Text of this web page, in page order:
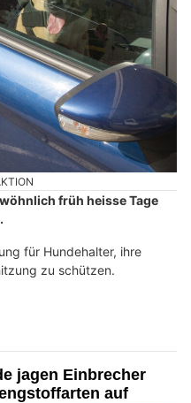
früh heisse Tage
für Hundehalter, ihre
zu schützen.
jagen Einbrecher
auf